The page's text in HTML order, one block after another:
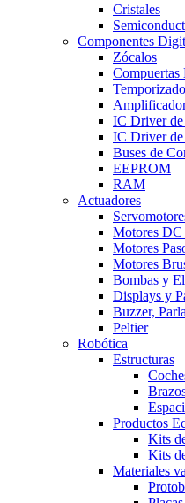
Cristales
Componentes
Zócalos
Compuertas
IC Driver
IC Driver
Buses de
EEPROM
RAM
Actuadores
Motores DC
Motores
Motores
Bombas y
Displays y
Buzzer,
Peltier
Robótica
Estructuras
Productos
Kits
Kits
Materiales